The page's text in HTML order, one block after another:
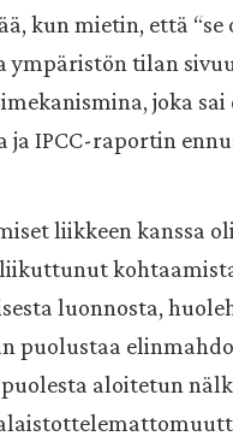
kun mietin, että
ympäristön tilan
joka
ja IPCC-raportin
liikkeen kanssa
luonnosta,
puolustaa
aloitetun